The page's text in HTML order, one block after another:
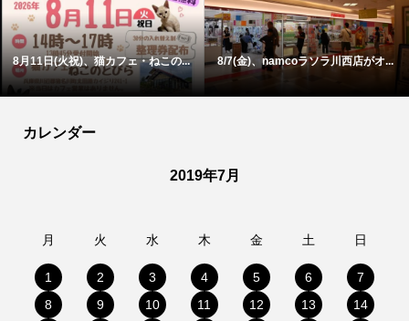
8月11日(火祝)、猫カフェ・ねこの... 8/7(金)、namcoラソラ川西店がオ...
カレンダー
2019年7月
月 火 水 木 金 土 日
1 2 3 4 5 6
7
8
9 10 11 12 13
14